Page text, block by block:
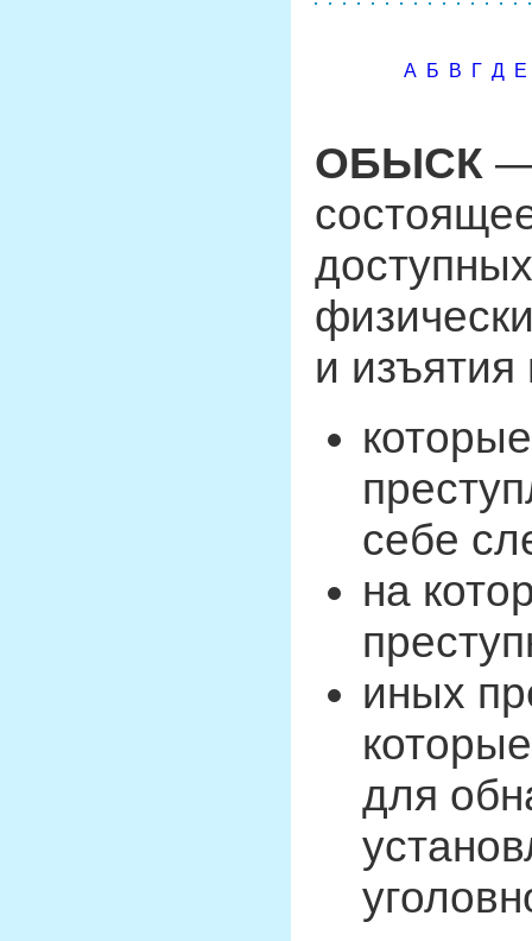
А Б В Г Д Е
ОБЫСК —
и
себе
на
иных
для